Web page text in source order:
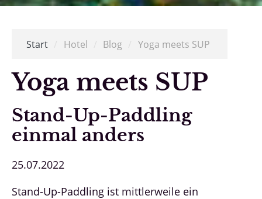
Start Hotel Blog Yoga meets SUP
Yoga meets SUP
Stand-Up-Paddling
einmal anders
25.07.2022
Stand-Up-Paddling ist mittlerweile ein